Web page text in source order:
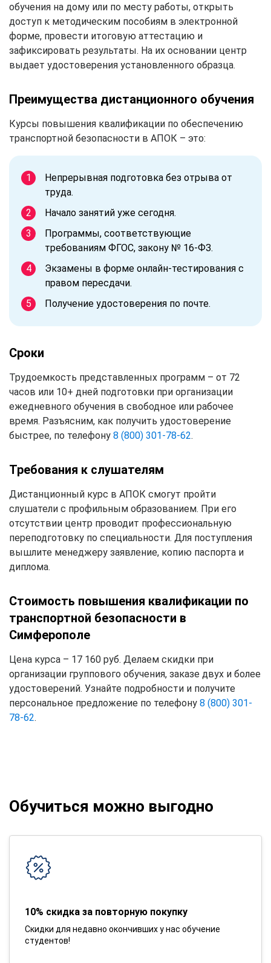
обучения на дому или по месту работы, открыть
доступ к методическим пособиям в электронной
форме, провести итоговую аттестацию и
зафиксировать результаты. На их основании центр
выдает удостоверения установленного образца.
Преимущества дистанционного обучения
Курсы повышения квалификации по обеспечению
транспортной безопасности в АПОК – это:
Непрерывная подготовка без отрыва от
труда.
Начало занятий уже сегодня.
Программы, соответствующие
требованиям ФГОС, закону № 16-ФЗ.
Экзамены в форме онлайн-тестирования с
правом пересдачи.
Получение удостоверения по почте.
Сроки
Трудоемкость представленных программ – от 72
часов или 10+ дней подготовки при организации
ежедневного обучения в свободное или рабочее
время. Разъясним, как получить удостоверение
быстрее, по телефону 8 (800) 301-78-62.
Требования к слушателям
Дистанционный курс в АПОК смогут пройти
слушатели с профильным образованием. При его
отсутствии центр проводит профессиональную
переподготовку по специальности. Для поступления
вышлите менеджеру заявление, копию паспорта и
диплома.
Стоимость повышения квалификации по
транспортной безопасности в
Симферополе
Цена курса – 17 160 руб. Делаем скидки при
организации группового обучения, заказе двух и более
удостоверений. Узнайте подробности и получите
персональное предложение по телефону 8 (800) 301-
78-62.
Обучиться можно выгодно
10% скидка за повторную покупку
Скидки для недавно окончивших у нас обучение
студентов!